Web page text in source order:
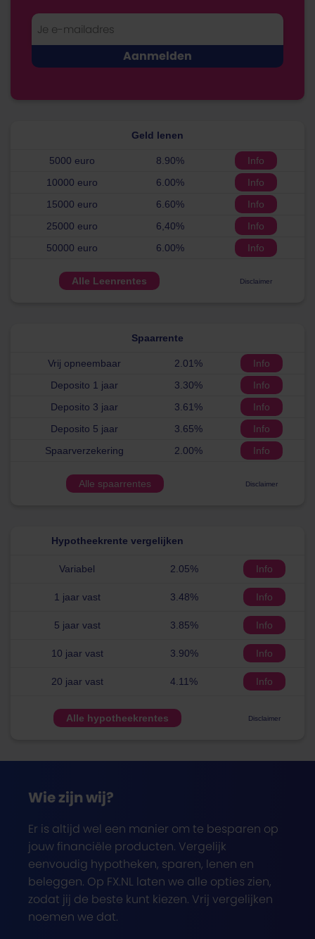
Geld lenen
5000 euro 8.90%
Info
10000 euro
6.00%
Info
15000 euro
6.60%
Info
25000 euro
6,40%
Info
50000 euro
6.00% Info
Alle Leenrentes Disclaimer
Spaarrente
Vrij opneembaar 2.01%
Info
Deposito 1 jaar
3.30%
Info
Deposito 3 jaar
3.61%
Info
Deposito 5 jaar
3.65%
Info
Spaarverzekering
2.00% Info
Alle spaarrentes Disclaimer
Hypotheekrente vergelijken
Variabel 2.05% Info
1 jaar vast 3.48% Info
5 jaar vast 3.85% Info
10 jaar vast 3.90% Info
20 jaar vast 4.11% Info
Alle hypotheekrentes Disclaimer
Wie zijn wij?
Er is altijd wel een manier om te besparen op
jouw financiële producten. Vergelijk
eenvoudig hypotheken, sparen, lenen en
beleggen. Op FX.NL laten we alle opties zien,
zodat jij de beste kunt kiezen. Vrij vergelijken
noemen we dat.